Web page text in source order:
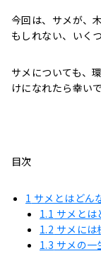
今回は、サメが、
もしれない、いく
サメについても、
けになれたら幸いで
目次
1 サメとはどん
1.1 サメとは
1.2 サメには
1.3 サメの一